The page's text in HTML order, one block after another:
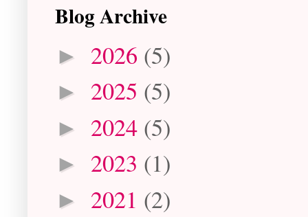
Blog Archive
► 2026 (5)
► 2025 (5)
► 2024 (5)
► 2023 (1)
► 2021 (2)